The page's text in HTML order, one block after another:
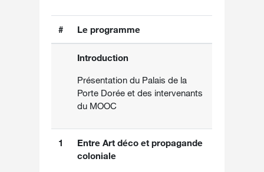
# Le programme
Introduction
Présentation du Palais de la
Porte Dorée et des intervenants
du MOOC
1
Entre Art déco et propagande
coloniale